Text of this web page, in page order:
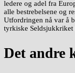
ledere og adel fra
alle bestrebelsene og
Utfordringen nå var å
tyrkiske Seldsjukkriket
Det andre